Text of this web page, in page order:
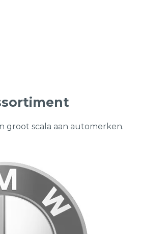
groot scala aan automerken.